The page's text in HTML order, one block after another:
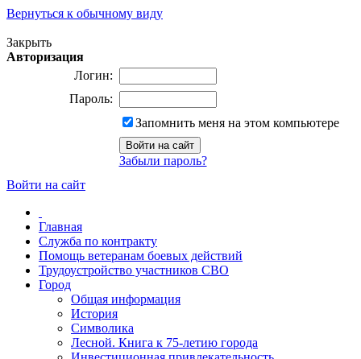
Вернуться к обычному виду
Закрыть
Авторизация
Логин:
Пароль:
Запомнить меня на этом компьютере
Забыли пароль?
Войти на сайт
Главная
Служба по контракту
Помощь ветеранам боевых действий
Трудоустройство участников СВО
Город
Общая информация
История
Символика
Лесной. Книга к 75-летию города